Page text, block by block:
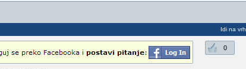
Idi na vrh
0